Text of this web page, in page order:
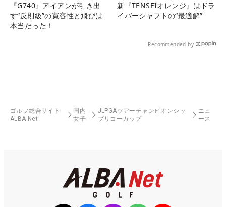
『G740』アイアンが引き出
す“反則級”の寛容性と飛びは
本当だった！
新『TENSEIオレンジ』はドラ
イバーシャフトの“最適解”
Recommended by
ゴルフ総合サイト
ALBA Net
国内
女子
JLPGAツアーチャンピオンシッ
プリコーカップ
ニュ
ース